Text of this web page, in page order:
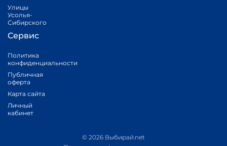
Улицы
Усолья-
Сибирского
Сервис
Политика
конфиденциальности
Публичная
оферта
Карта сайта
Личный
кабинет
© 2026 Выбирай.net